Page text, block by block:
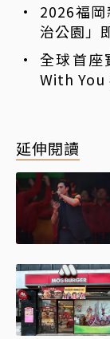
2026福
治公園」
全球首
With You
延伸閱讀